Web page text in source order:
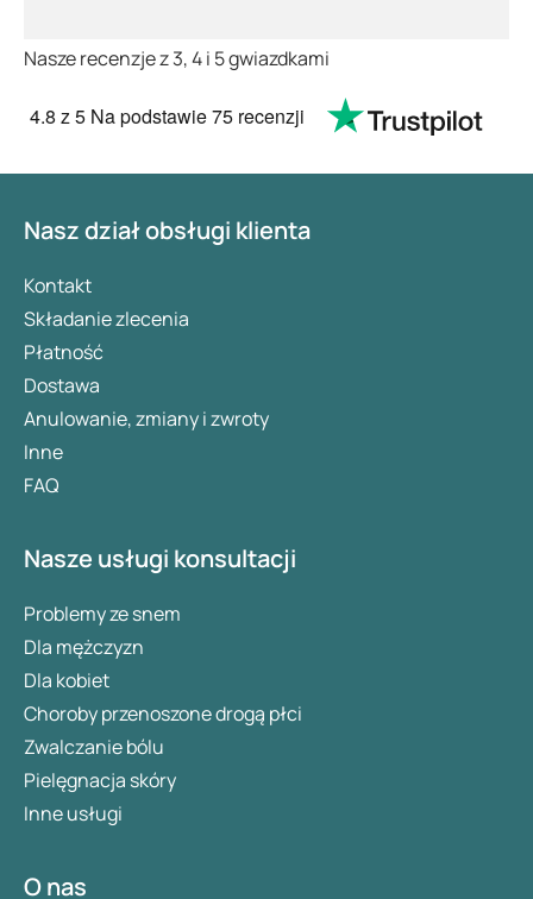
Nasze recenzje z 3, 4 i 5 gwiazdkami
4.8 z 5 Na podstawie75 recenzji
Nasz dział obsługi klienta
Kontakt
Składanie zlecenia
Płatność
Dostawa
Anulowanie, zmiany i zwroty
Inne
FAQ
Nasze usługi konsultacji
Problemy ze snem
Dla mężczyzn
Dla kobiet
Choroby przenoszone drogą płci
Zwalczanie bólu
Pielęgnacja skóry
Inne usługi
O nas